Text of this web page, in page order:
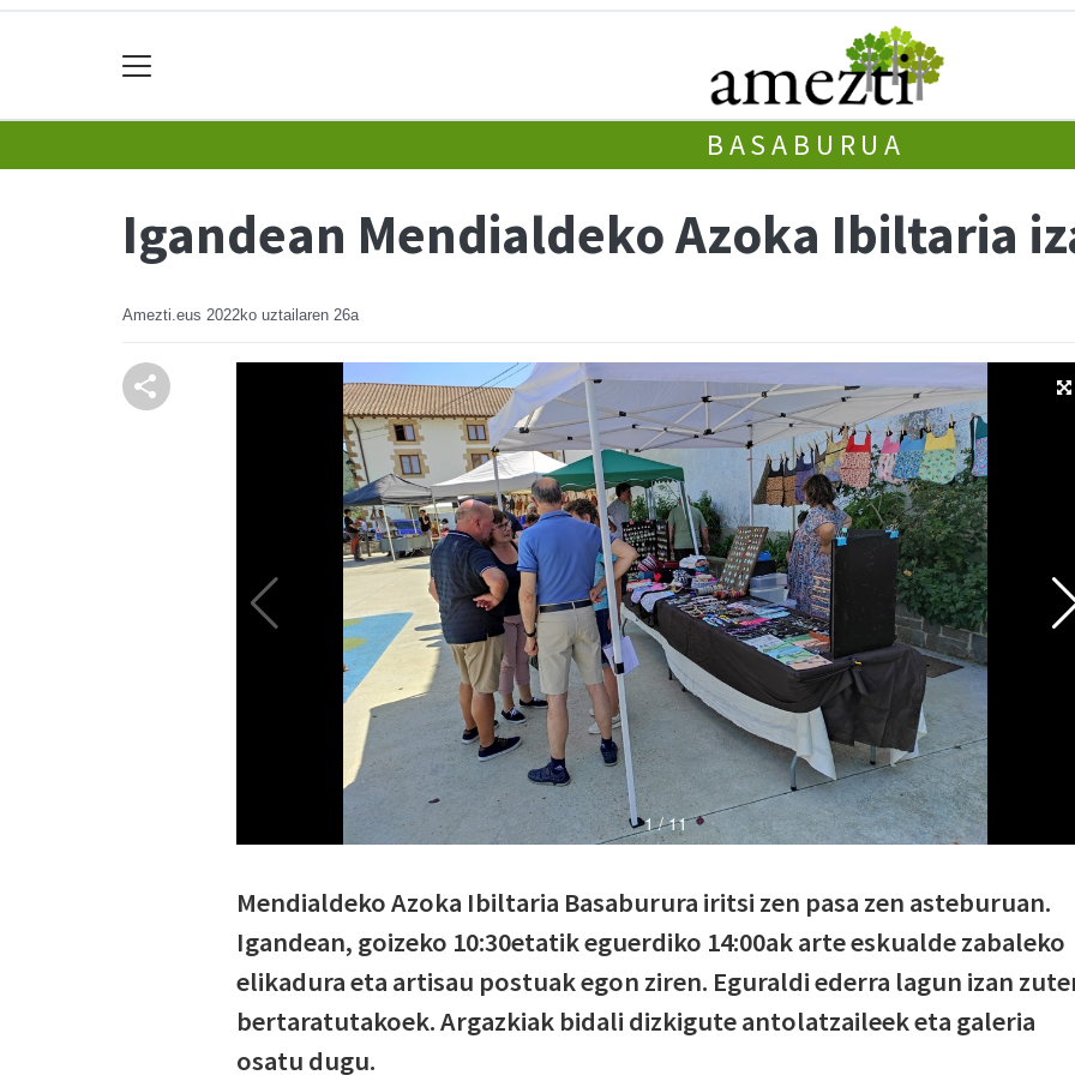
BASABURUA
Igandean Mendialdeko Azoka Ibiltaria
Amezti.eus 2022ko uztailaren 26a
Mendialdeko Azoka Ibiltaria Basaburura iritsi zen pasa zen asteburuan.
Igandean, goizeko 10:30etatik eguerdiko 14:00ak arte eskualde zabaleko
elikadura eta artisau postuak egon ziren. Eguraldi ederra lagun izan
bertaratutakoek. Argazkiak bidali dizkigute antolatzaileek eta galeria
osatu dugu.